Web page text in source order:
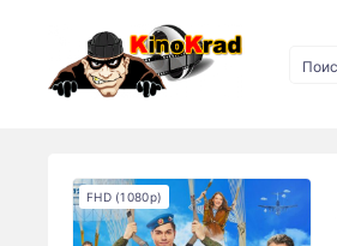
FHD (1080p)